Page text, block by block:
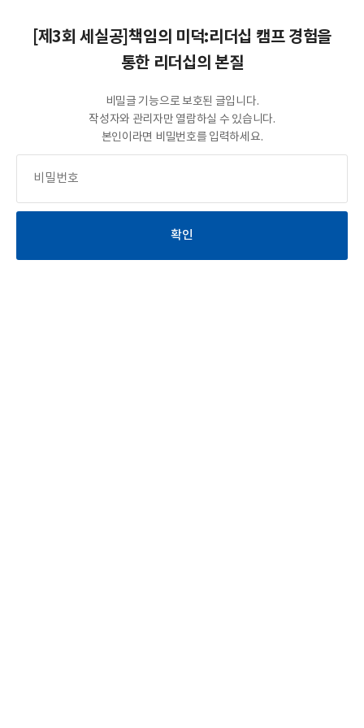
[제3회 세실공]책임의 미덕:리더십 캠프 경험을
통한 리더십의 본질
비밀글 기능으로 보호된 글입니다.
작성자와 관리자만 열람하실 수 있습니다.
본인이라면 비밀번호를 입력하세요.